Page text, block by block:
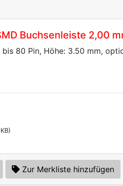
Buchsenleiste 2,00
bis 80 Pin, Höhe: 3.50 mm,
Zur Merkliste hinzufügen